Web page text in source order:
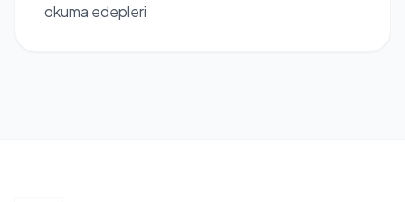
okuma edepleri